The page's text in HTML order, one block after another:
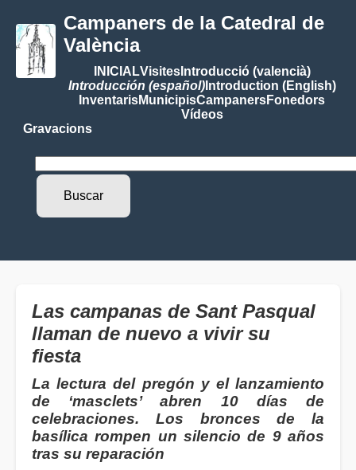
Campaners de la Catedral de
València
INICIALVisitesIntroducció (valencià)
Introducción (español)Introduction (English)
InventarisMunicipisCampanersFonedors
Vídeos
Gravacions
Las campanas de Sant Pasqual
llaman de nuevo a vivir su
fiesta
La lectura del pregón y el lanzamiento
de ‘masclets’ abren 10 días de
celebraciones. Los bronces de la
basílica rompen un silencio de 9 años
tras su reparación